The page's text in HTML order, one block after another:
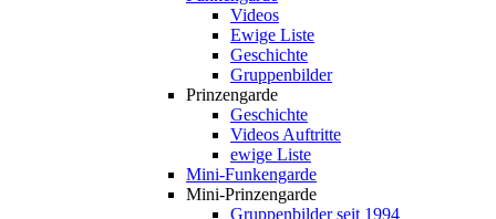
Videos
Ewige Liste
Geschichte
Gruppenbilder
Prinzengarde
Geschichte
Videos Auftritte
ewige Liste
Mini-Funkengarde
Mini-Prinzengarde
Gruppenbilder seit 1994